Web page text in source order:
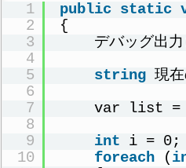
1
2
3
4
5
6
7
8
9
10
public static
{
デバッグ出
string 現
var list = 武
int i = 0;
foreach
(